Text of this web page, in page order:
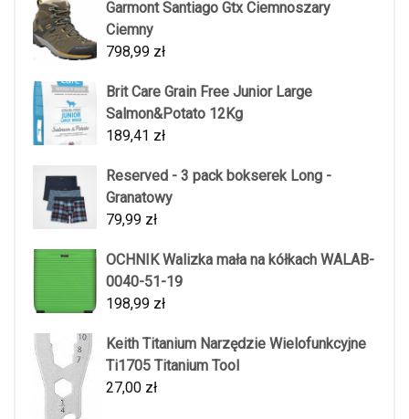
Garmont Santiago Gtx Ciemnoszary
Ciemny
798,99 zł
Brit Care Grain Free Junior Large
Salmon&Potato 12Kg
189,41 zł
Reserved - 3 pack bokserek Long -
Granatowy
79,99 zł
OCHNIK Walizka mała na kółkach WALAB-
0040-51-19
198,99 zł
Keith Titanium Narzędzie Wielofunkcyjne
Ti1705 Titanium Tool
27,00 zł